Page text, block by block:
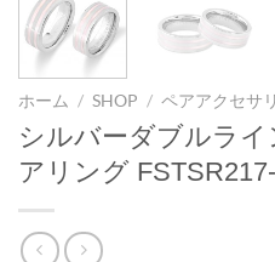
ホーム / SHOP / ペアアクセサ
シルバーダブルラ
アリング